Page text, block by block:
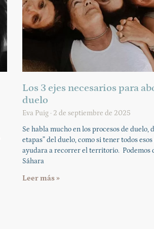
Los 3 ejes necesarios para
duelo
Eva Puig
2 de septiembre de 2025
Se habla mucho en los procesos de duelo,
etapas” del duelo, como si tener todos
ayudara a recorrer el territorio. Podemos
Sáhara
Leer más »